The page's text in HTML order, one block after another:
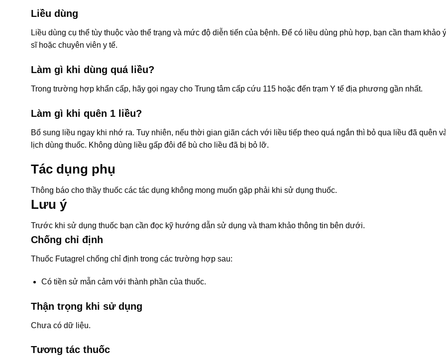
Liều dùng
Liều dùng cụ thể tùy thuộc vào thể trạng và mức độ diễn tiến của bệnh. Để có liều dùng phù hợp, bạn cần tham khảo
sĩ hoặc chuyên viên y tế.
Làm gì khi dùng quá liều?
Trong trường hợp khẩn cấp, hãy gọi ngay cho Trung tâm cấp cứu 115 hoặc đến trạm Y tế địa phương gần nhất.
Làm gì khi quên 1 liều?
Bổ sung liều ngay khi nhớ ra. Tuy nhiên, nếu thời gian giãn cách với liều tiếp theo quá ngắn thì bỏ qua liều đã quên
lịch dùng thuốc. Không dùng liều gấp đôi để bù cho liều đã bị bỏ lỡ.
Tác dụng phụ
Thông báo cho thầy thuốc các tác dụng không mong muốn gặp phải khi sử dụng thuốc.
Lưu ý
Trước khi sử dụng thuốc bạn cần đọc kỹ hướng dẫn sử dụng và tham khảo thông tin bên dưới.
Chống chỉ định
Thuốc Futagrel chống chỉ định trong các trường hợp sau:
Có tiền sử mẫn cảm với thành phần của thuốc.
Thận trọng khi sử dụng
Chưa có dữ liệu.
Tương tác thuốc